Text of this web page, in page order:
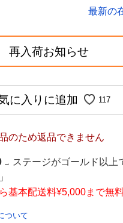
最新の
再入荷お知らせ
に入りに追加 117
のため返品できません
→ ステージがゴールド以上
基本配送料¥5,000まで無料
ついて